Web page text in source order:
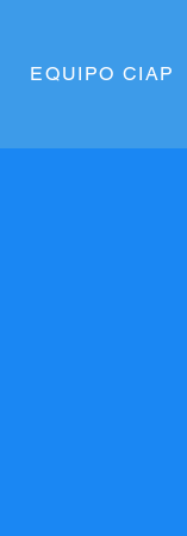
EQUIPO CIAP